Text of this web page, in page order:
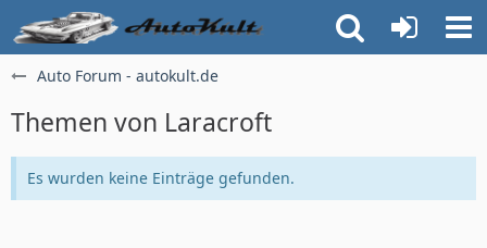
Auto Forum - autokult.de
Themen von Laracroft
Es wurden keine Einträge gefunden.